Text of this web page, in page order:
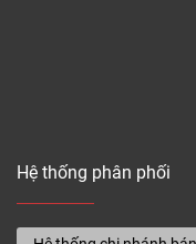
Hệ thống phân phối